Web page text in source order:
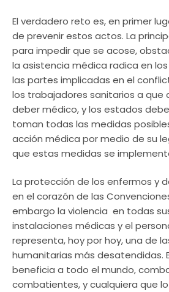
El verdadero reto es, en primer
de prevenir estos actos. La
para impedir que se acose,
la asistencia médica radica en
las partes implicadas en el
los trabajadores sanitarios a que
deber médico, y los estados
toman todas las medidas
acción médica por medio de su
que estas medidas se
La protección de los enfermos y
en el corazón de las
embargo la violencia  en todas
instalaciones médicas y el
representa, hoy por hoy, una de
humanitarias más desatendidas.
beneficia a todo el mundo,
combatientes, y cualquiera que